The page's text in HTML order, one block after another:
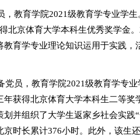
，教育学院2021级教育学专业学
北京体育大学本科生优秀奖学金。
教育学专业理论知识运用于实践
党员，教育学院2021级教育学专业
年获得北京体育大学本科生二等奖
划并组织了大学生返家乡社会实践
京时长累计376小时。 此外，该生